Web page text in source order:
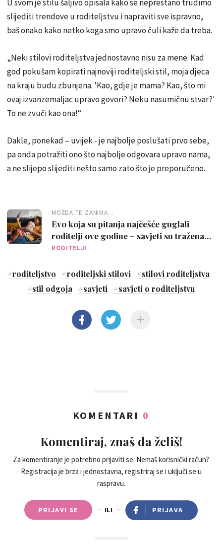
U svom je stilu šaljivo opisala kako se neprestano trudimo
slijediti trendove u roditeljstvu i napraviti sve ispravno,
baš onako kako netko koga smo upravo čuli kaže da treba.
„Neki stilovi roditeljstva jednostavno nisu za mene. Kad
god pokušam kopirati najnoviji roditeljski stil, moja djeca
na kraju budu zbunjena. 'Kao, gdje je mama? Kao, što mi
ovaj izvanzemaljac upravo govori? Neku nasumičnu stvar?'
To ne zvuči kao ona!“
Dakle, ponekad – uvijek - je najbolje poslušati prvo sebe,
pa onda potražiti ono što najbolje odgovara upravo nama,
a ne slijepo slijediti nešto samo zato što je preporučeno.
MOŽDA TE ZANIMA...
Evo koja su pitanja najčešće guglali
roditelji ove godine – savjeti su tražena
roba
RODITELJI
#roditeljstvo #roditeljski stilovi #stilovi roditeljstva
#stil odgoja #savjeti #savjeti o roditeljstvu
KOMENTARI 0
Komentiraj, znaš da želiš!
Za komentiranje je potrebno prijaviti se. Nemaš korisnički račun?
Registracija je brza i jednostavna, registriraj se i uključi se u
raspravu.
PRIJAVI SE ILI PRIJAVA